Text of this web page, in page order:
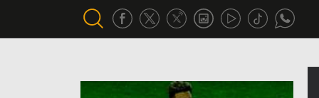
أقسام خاصة